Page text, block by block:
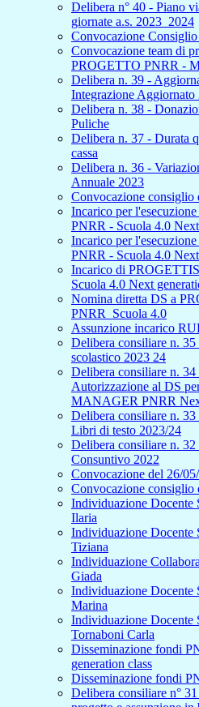
Delibera n° 40 - Piano
giornate a.s. 2023_2024
Convocazione
Convocazione team di
PROGETTO PNRR -
Delibera n. 39 -
Integrazione Aggiornato
Delibera n. 38 -
Puliche
Delibera n. 37 - Durata
cassa
Delibera n. 36 -
Annuale 2023
Convocazione consiglio
Incarico per
PNRR - Scuola 4.0
Incarico per
PNRR - Scuola 4.0
Incarico di
Scuola 4.0 Next
Nomina diretta DS a
PNRR_Scuola 4.0
Assunzione incarico
Delibera consiliare n.
scolastico 2023 24
Delibera consiliare n.
Autorizzazione al DS
MANAGER PNRR
Delibera consiliare n.
Libri di testo 2023/24
Delibera consiliare n.
Consuntivo 2022
Convocazione del 26/
Convocazione consiglio
Individuazione Docente
Ilaria
Individuazione Docente
Tiziana
Individuazione
Giada
Individuazione Docente
Marina
Individuazione Docente
Tornaboni Carla
Disseminazione fondi
generation class
Disseminazione fondi
Delibera consiliare n°